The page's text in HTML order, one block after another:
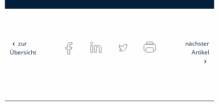
zur
Übersicht
nächster
Artikel